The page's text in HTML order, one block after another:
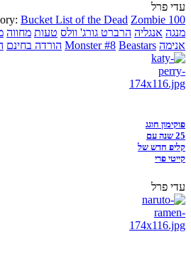
עדי פרל
Bucket List of the Dead Zombie 100
מנגה אנגליה הרברט גורג' וולס טעות מחווה
אנימה
Monster #8 Beastars הורדה בחינם
פוקימון חוגג
25 שנה עם
קליפ חדש של
קייטי פרי
עדי פרל